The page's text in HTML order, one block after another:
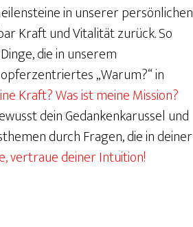
in unserer persönlichen
Kraft und Vitalität zurück. So
die in unserem
„Warum?“ in
Kraft? Was ist meine Mission?
dein Gedankenkarussel und
durch Fragen, die in deiner
vertraue deiner Intuition!